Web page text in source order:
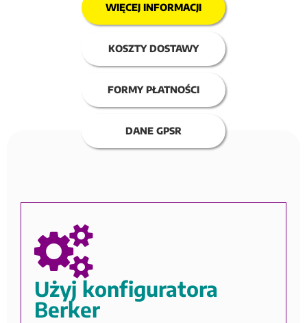
WIĘCEJ INFORMACJI
KOSZTY DOSTAWY
FORMY PŁATNOŚCI
DANE GPSR
Użyj konfiguratora
Berker